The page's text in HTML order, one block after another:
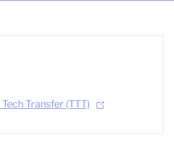
Transfer (TTT)